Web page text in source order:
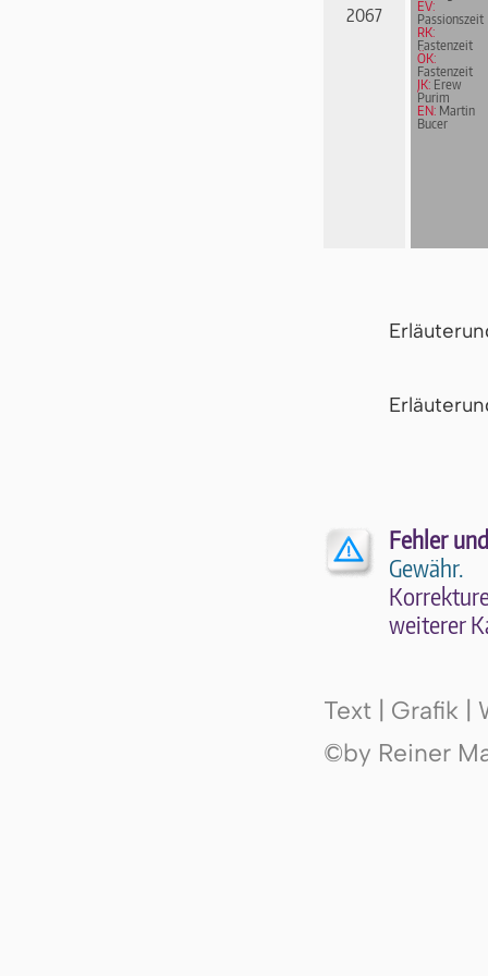
2067
EV:
Passionszeit
RK:
Fastenzeit
ÖK:
Fastenzeit
JK: Erew
Purim
EN: Martin
Bucer
Fehler
Gewähr.
wei­te­rer
Text | Grafik |
©by Reiner